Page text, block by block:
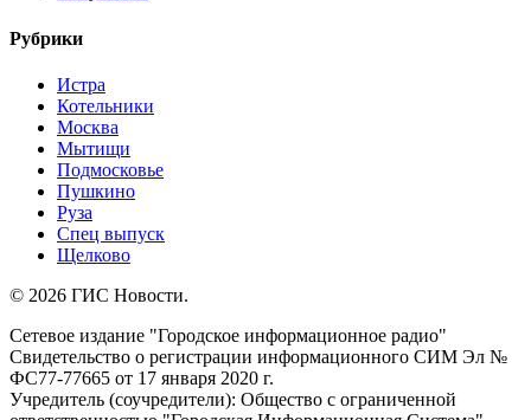
Рубрики
Истра
Котельники
Москва
Мытищи
Подмосковье
Пушкино
Руза
Спец выпуск
Щелково
© 2026 ГИС Новости.
Сетевое издание "Городское информационное радио"
Свидетельство о регистрации информационного СИМ Эл №
ФС77-77665 от 17 января 2020 г.
Учредитель (соучредители): Общество с ограниченной